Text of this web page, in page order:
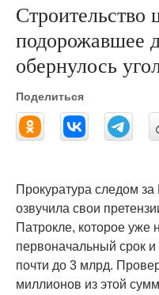
подорожавшее
обернулось
Поделиться
Прокуратура следом за
озвучила свои
Патрокле, которое уже
первоначальный срок
почти до 3 млрд.
миллионов из этой